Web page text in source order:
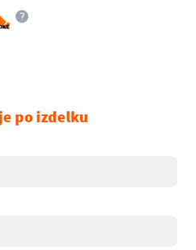
po izdelku